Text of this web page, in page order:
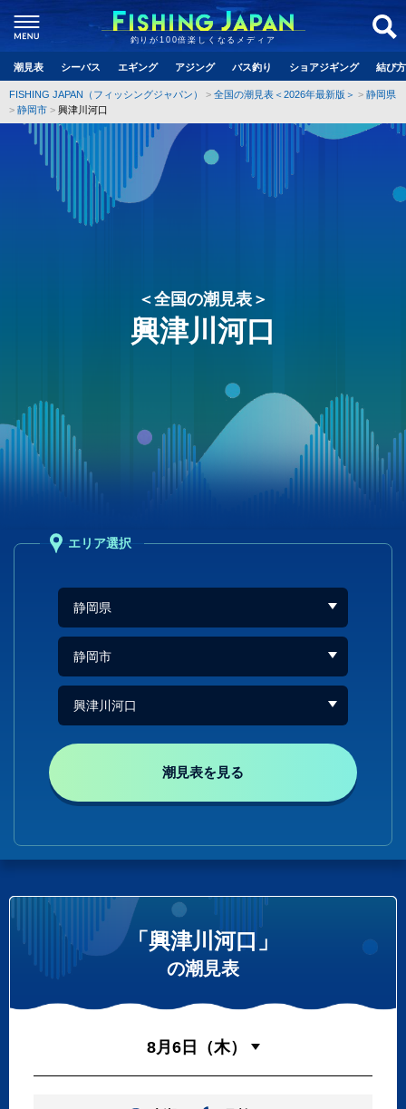
釣りが100倍楽しくなるメディア
潮見表 シーバス エギング アジング バス釣り ショアジギング 結び
FISHING JAPAN（フィッシングジャパン） 全国の潮見表＜2026年最新版＞
静岡県
静岡市
興津川河口
＜全国の潮見表＞
興津川河口
エリア選択
潮見表を見る
「興津川河口」
の潮見表